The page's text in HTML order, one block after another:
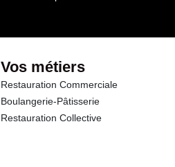
Vos métiers
Restauration Commerciale
Boulangerie-Pâtisserie
Restauration Collective